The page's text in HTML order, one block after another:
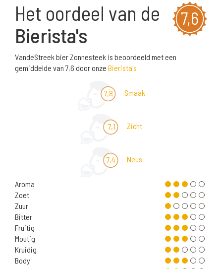
7,6
Het oordeel van de
Bierista's
VandeStreek bier Zonnesteek is beoordeeld met een
gemiddelde van 7,6 door onze Bierista's
7,8 Smaak
7,1 Zicht
7,4 Neus
Aroma
Zoet
Zuur
Bitter
Fruitig
Moutig
Kruidig
Body